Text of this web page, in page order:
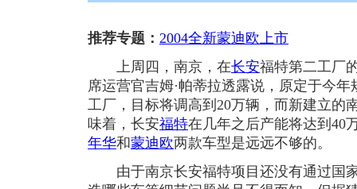
推荐专题： 2004全新蒙迪欧上市
上周四，南京，在长安福特第二工厂
席运营官吉姆·帕蒂拉透露说，原定于今年
工厂，目标将调高到20万辆，而新建立的
味着，长安福特在几年之后产能将达到40
年华和蒙迪欧两款车型是远远不够的。
由于南京长安福特项目还没有通过国